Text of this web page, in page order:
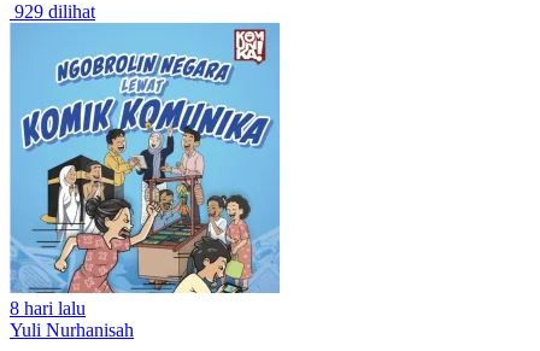
929 dilihat
8 hari lalu
Yuli Nurhanisah